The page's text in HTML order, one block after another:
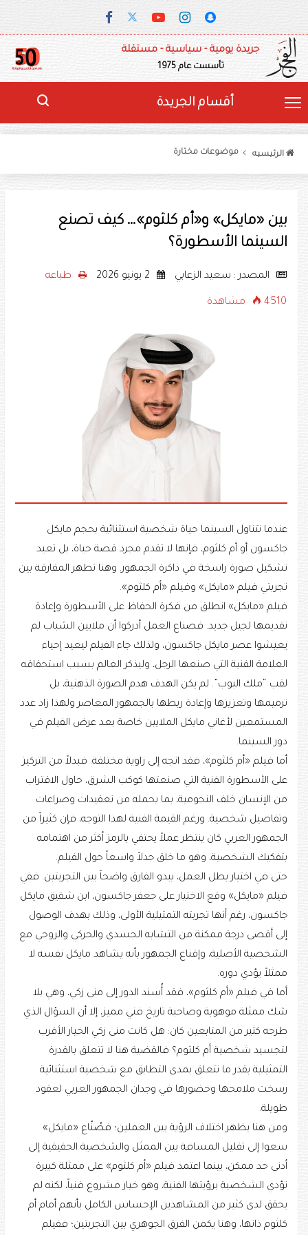
جريدة يومية - سياسية - مستقلة
تأسست عام 1975
أقسام الجريدة
الرئيسيه موضوعات مختارة
بين «مايكل» و«أم كلثوم»… كيف تصنع
السينما الأسطورة؟
المصدر : سعيد الزعابي طباعه
4510 مشاهدة
عندما تتناول السينما حياة شخصية استثنائية بحجم مايكل
جاكسون أو أم كلثوم، فإنها لا تقدم مجرد قصة حياة، بل تعيد
تشكيل صورة راسخة في ذاكرة الجمهور. وهنا تظهر المفارقة بين
تجربتي فيلم «مايكل» وفيلم «أم كلثوم».
فيلم «مايكل» انطلق من فكرة الحفاظ على الأسطورة وإعادة
تقديمها لجيل جديد. فصناع العمل أدركوا أن ملايين الشباب لم
يعيشوا عصر مايكل جاكسون، ولذلك جاء الفيلم ليعيد إحياء
العلامة الفنية التي صنعها الرجل، وليذكر العالم بسبب استحقاقه
لقب “ملك البوب”. لم يكن الهدف هدم الصورة الذهنية، بل
ترميمها وتعزيزها وإعادة ربطها بالجمهور المعاصر ولهذا زاد عدد
المستمعين لأغاني مايكل الملايين خاصة بعد عرض الفيلم في
دور السينما.
أما فيلم «أم كلثوم»، فقد اتجه إلى زاوية مختلفة. فبدلاً من التركيز
على الأسطورة الفنية التي صنعتها كوكب الشرق، حاول الاقتراب
من الإنسان خلف النجومية، بما يحمله من تعقيدات وصراعات
وتفاصيل شخصية. ورغم القيمة الفنية لهذا التوجه، فإن كثيراً من
الجمهور العربي كان ينتظر عملاً يحتفي بالرمز أكثر من اهتمامه
بتفكيك الشخصية، وهو ما خلق جدلاً واسعاً حول الفيلم.
حتى في اختيار بطل العمل، يبدو الفارق واضحاً بين التجربتين. ففي
فيلم «مايكل» وقع الاختيار على جعفر جاكسون، ابن شقيق مايكل
جاكسون، رغم أنها تجربته التمثيلية الأولى، وذلك بهدف الوصول
إلى أقصى درجة ممكنة من التشابه الجسدي والحركي والروحي مع
الشخصية الأصلية، وإقناع الجمهور بأنه يشاهد مايكل نفسه لا
ممثلاً يؤدي دوره.
أما في فيلم «أم كلثوم»، فقد أُسند الدور إلى منى زكي، وهي بلا
شك ممثلة موهوبة وصاحبة تاريخ فني مميز، إلا أن السؤال الذي
طرحه كثير من المتابعين كان: هل كانت منى زكي الخيار الأقرب
لتجسيد شخصية أم كلثوم؟ فالقضية هنا لا تتعلق بالقدرة
التمثيلية بقدر ما تتعلق بمدى التطابق مع شخصية استثنائية
رسخت ملامحها وحضورها في وجدان الجمهور العربي لعقود
طويلة.
ومن هنا يظهر اختلاف الرؤية بين العملين؛ فصُنّاع «مايكل»
سعوا إلى تقليل المسافة بين الممثل والشخصية الحقيقية إلى
أدنى حد ممكن، بينما اعتمد فيلم «أم كلثوم» على ممثلة كبيرة
تؤدي الشخصية برؤيتها الفنية، وهو خيار مشروع فنياً، لكنه لم
يحقق لدى كثير من المشاهدين الإحساس الكامل بأنهم أمام أم
كلثوم ذاتها، وهنا يكمن الفرق الجوهري بين التجربتين؛ ففيلم